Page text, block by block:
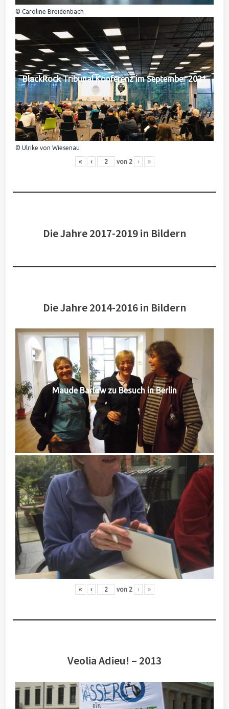
© Caroline Breidenbach
BlackRock Tribunal Konferenz im September 2021
© Ulrike von Wiesenau
« ‹ von 2 › »
Die Jahre 2017-2019 in Bildern
Die Jahre 2014-2016 in Bildern
Maude Barlow zu Besuch in Berlin
« ‹ von 2 › »
Veolia Adieu! – 2013